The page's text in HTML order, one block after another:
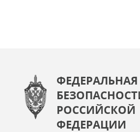
РОССИЙСКОЙ
ФЕДЕРАЦИИ